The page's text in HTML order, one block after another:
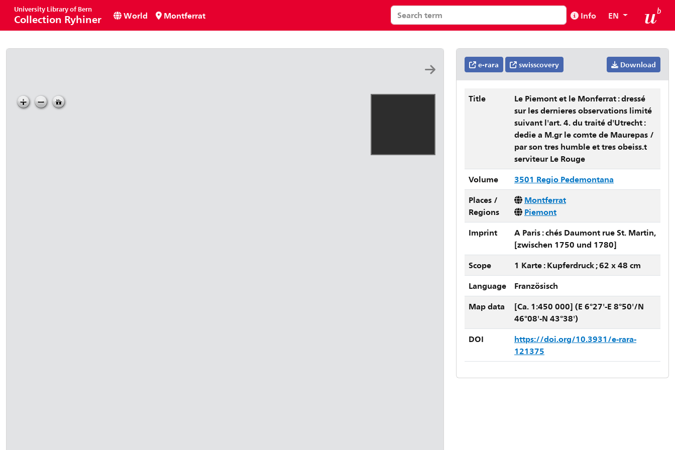
University Library of Bern
Collection Ryhiner World Montferrat Info EN
e-rara swisscovery Download
Title
Le Piemont et le Monferrat : dressé
sur les dernieres observations limité
suivant l'art. 4. du traité d'Utrecht :
dedie a M.gr le comte de Maurepas /
par son tres humble et tres obeiss.t
serviteur Le Rouge
Volume
3501 Regio Pedemontana
Places /
Regions
Montferrat
Piemont
Imprint
A Paris : chés Daumont rue St. Martin,
[zwischen 1750 und 1780]
Scope
1 Karte : Kupferdruck ; 62 x 48 cm
Language
Französisch
Map data
[Ca. 1:450 000] (E 6°27'-E 8°50'/N
46°08'-N 43°38')
DOI
https://doi.org/10.3931/e-rara-
121375